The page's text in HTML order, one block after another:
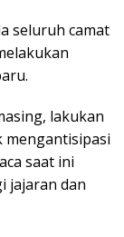
seluruh camat
lakukan
mengantisipasi
saat ini
jajaran dan